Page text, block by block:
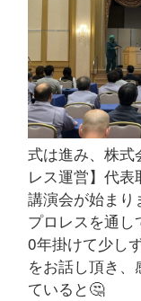
式は進み、株式
レス運営】代
講演会が始まり
プロレスを通し
0年掛けて少し
をお話し頂き
ていると🤔